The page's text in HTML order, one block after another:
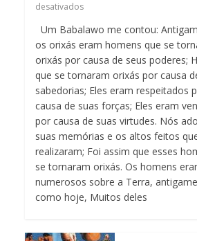
desativados
Um Babalawo me contou:
os orixás eram homens que se
orixás por causa de seus poderes;
que se tornaram orixás por causa
sabedorias; Eles eram respeitados
causa de suas forças; Eles eram
por causa de suas virtudes. Nós
suas memórias e os altos feitos
realizaram; Foi assim que esses
se tornaram orixás. Os homens
numerosos sobre a Terra,
como hoje, Muitos deles